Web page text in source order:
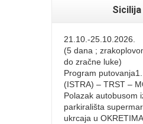
Sicilija
21.10.-25.10.2026.
(5 dana ;
do zračne luke)
Program
(ISTRA) – TRST –
Polazak autobusom
parkirališta
ukrcaja u